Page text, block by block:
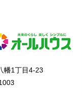
1丁目4-23